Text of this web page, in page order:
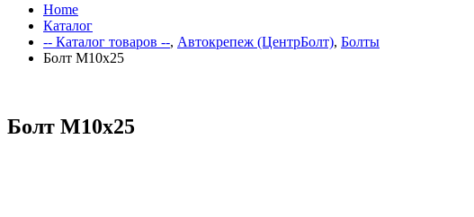
Home
Каталог
-- Каталог товаров --, Автокрепеж (ЦентрБолт), Болты
Болт М10х25
Болт М10х25